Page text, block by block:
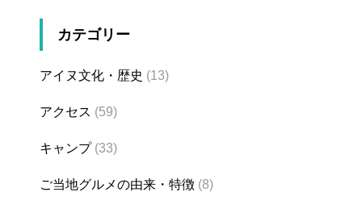
カテゴリー
アイヌ文化・歴史 (13)
アクセス (59)
キャンプ(33)
ご当地グルメの由来・特徴 (8)